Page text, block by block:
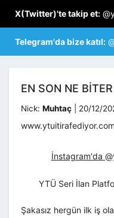
X(Twitter)'te takip et:
Telegram'da bize katıl:
EN SON NE BITER
Nick: Muhtaç 20/12/
www.ytuitirafediyor.com
İnstagram'da
YTÜ Seri İlan
Şakasız hergün ilk iş